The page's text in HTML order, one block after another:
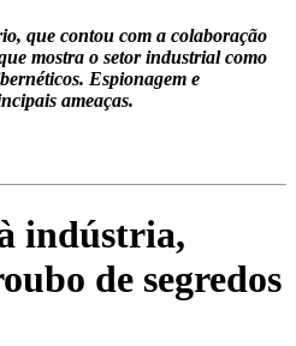
que contou com a colaboração
mostra o setor industrial como
Espionagem e
ameaças.
indústria,
de segredos